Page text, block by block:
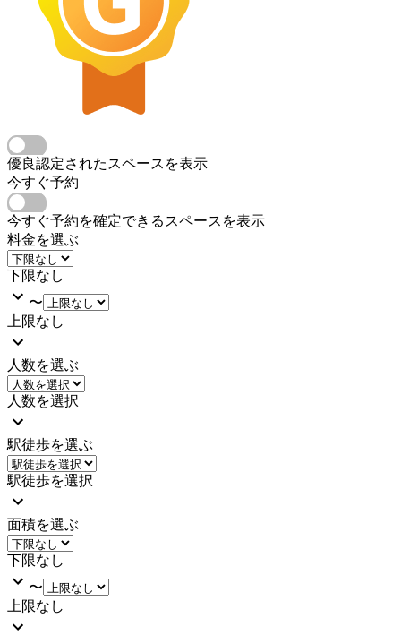
優良認定されたスペースを表示
今すぐ予約
今すぐ予約を確定できるスペースを表示
料金を選ぶ
下限なし
〜
上限なし
人数を選ぶ
人数を選択
駅徒歩を選ぶ
駅徒歩を選択
面積を選ぶ
下限なし
〜
上限なし